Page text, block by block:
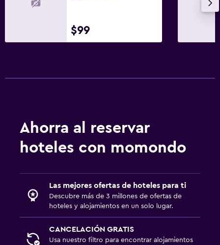
$99
Ahorra al reservar
hoteles con momondo
Las mejores ofertas de hoteles para ti
Descubre más de 3 millones de ofertas de
hoteles y alojamientos en un solo lugar.
CANCELACIÓN GRATIS
Usa nuestro filtro para encontrar alojamientos